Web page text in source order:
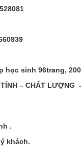
sinh 96trang,
– CHẤT LƯỢNG
.
khách.